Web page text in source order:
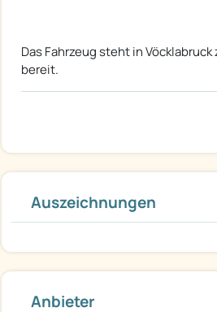
Das Fahrzeug steht in
bereit.
Auszeichnungen
Anbieter